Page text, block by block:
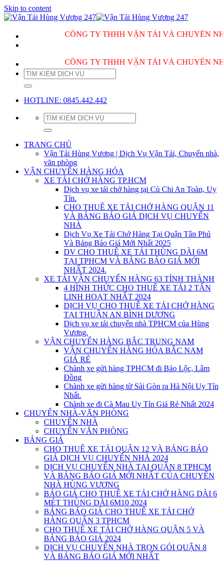
Skip to content
CÔNG TY THHH VẬN TẢI VÀ CHUYỂN NHÀ
CÔNG TY THHH VẬN TẢI VÀ CHUYỂN NHÀ
HOTLINE: 0845.442.442
TRANG CHỦ
Vận Tải Hùng Vương | Dịch Vụ Vận Tải, Chuyển nhà,
văn phòng
VẬN CHUYỂN HÀNG HÓA
XE TẢI CHỞ HÀNG TP.HCM
Dịch vụ xe tải chở hàng tại Củ Chi An Toàn, Uy
Tín.
CHO THUÊ XE TẢI CHỞ HÀNG QUẬN 11
VÀ BẢNG BÁO GIÁ DỊCH VỤ CHUYỂN
NHÀ
Dịch Vụ Xe Tải Chở Hàng Tại Quận Tân Phú
Và Bảng Báo Giá Mới Nhất 2025
DV CHO THUÊ XE TẢI THÙNG DÀI 6M
TẠI TPHCM VÀ BẢNG BÁO GIÁ MỚI
NHẤT 2024.
XE TẢI VẬN CHUYỂN HÀNG 63 TỈNH THÀNH
4 HÌNH THỨC CHO THUÊ XE TẢI 2 TẤN
LINH HOẠT NHẤT 2024
DỊCH VỤ CHO THUÊ XE TẢI CHỞ HÀNG
TẠI THUẬN AN BÌNH DƯƠNG
Dịch vụ xe tải chuyển nhà TPHCM của Hùng
Vương.
VẬN CHUYỂN HÀNG BẮC TRUNG NAM
VẬN CHUYỂN HÀNG HÓA BẮC NAM
GIÁ RẺ
Chành xe gửi hàng TPHCM đi Bảo Lộc, Lâm
Đồng
Chành xe gửi hàng từ Sài Gòn ra Hà Nội Uy Tín
Nhất.
Chành xe đi Cà Mau Uy Tín Giá Rẻ Nhất 2024
CHUYỂN NHÀ-VĂN PHÒNG
CHUYỂN NHÀ
CHUYỂN VĂN PHÒNG
BẢNG GIÁ
CHO THUÊ XE TẢI QUẬN 12 VÀ BẢNG BÁO
GIÁ DỊCH VỤ CHUYỂN NHÀ 2024
DỊCH VỤ CHUYỂN NHÀ TẠI QUẬN 8 TPHCM
VÀ BẢNG BÁO GIÁ MỚI NHẤT CỦA CHUYỂN
NHÀ HÙNG VƯƠNG
BÁO GIÁ CHO THUÊ XE TẢI CHỞ HÀNG DÀI 6
MÉT THÙNG DÀI 6M10 2024
BẢNG BÁO GIÁ CHO THUÊ XE TẢI CHỞ
HÀNG QUẬN 3 TPHCM
CHO THUÊ XE TẢI CHỞ HÀNG QUẬN 5 VÀ
BẢNG BÁO GIÁ 2024
DỊCH VỤ CHUYỂN NHÀ TRỌN GÓI QUẬN 8
VÀ BẢNG BÁO GIÁ MỚI NHẤT